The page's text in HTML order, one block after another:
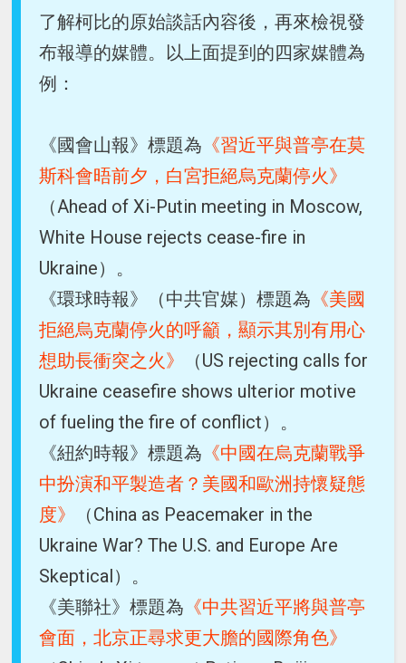
了解柯比的原始談話內容後，再來檢視發
布報導的媒體。以上面提到的四家媒體為
例：
《國會山報》標題為 《習近平與普亭在莫
斯科會晤前夕，白宮拒絕烏克蘭停火》
（Ahead of Xi-Putin meeting in Moscow,
White House rejects cease-fire in
Ukraine）。
《環球時報》（中共官媒）標題為 《美國
拒絕烏克蘭停火的呼籲，顯示其別有用心
想助長衝突之火》
（US rejecting calls for
Ukraine ceasefire shows ulterior motive
of fueling the fire of conflict）。
《紐約時報》標題為 《中國在烏克蘭戰爭
中扮演和平製造者？美國和歐洲持懷疑態
度》
（China as Peacemaker in the
Ukraine War? The U.S. and Europe Are
Skeptical）。
《美聯社》標題為 《中共習近平將與普亭
會面，北京正尋求更大膽的國際角色》